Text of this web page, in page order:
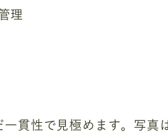
理
貫性で見極めます。写真